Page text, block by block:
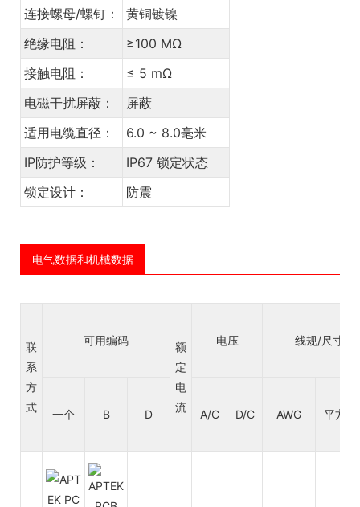
连接螺母/螺钉：
黄铜镀镍
绝缘电阻：
≥100 MΩ
接触电阻：
≤ 5 mΩ
电磁干扰屏蔽：
屏蔽
适用电缆直径：
6.0 ~ 8.0毫米
IP防护等级：
IP67 锁定状态
锁定设计：
防震
电气数据和机械数据
联
系
方
式
可用编码
额
定
电
流
电压 线规/尺寸
一个 B D A/C D/C AWG 平方毫